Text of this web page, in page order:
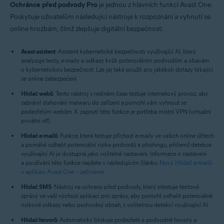
Ochránce před podvody Pro je jednou z hlavních funkcí Avast One.
Poskytuje uživatelům následující nástroje k rozpoznání a vyhnutí se
online hrozbám, čímž zlepšuje digitální bezpečnost:
Avast asistent: Asistent kybernetické bezpečnosti využívající AI, který
analyzuje texty, e-maily a odkazy kvůli potenciálním podvodům a obavám
o kybernetickou bezpečnost. Lze jej také použít pro jakékoli dotazy týkající
se online zabezpečení.
Hlídač webů: Tento nástroj v reálném čase testuje internetový provoz, aby
zabránil stahování malwaru do zařízení a pomohl vám vyhnout se
podezřelým webům. K zapnutí této funkce je potřeba místní VPN (virtuální
privátní síť).
Hlídač e-mailů: Funkce, která testuje příchozí e-maily ve vašich online účtech
a pomáhá odhalit potenciální rizika podvodů a phishingu, přičemž detekce
využívající AI je dostupná jako volitelné nastavení. Informace o nastavení
a používání této funkce najdete v následujícím článku: Nový Hlídač e-mailů
v aplikaci Avast One – začínáme.
Hlídač SMS: Nástroj na ochranu před podvody, který otestuje textové
zprávy ve vaší výchozí aplikaci pro zprávy, aby pomohl odhalit potenciálně
rizikové odkazy nebo podvodný obsah, s volitelnou detekcí využívající AI.
Hlídač hovorů: Automaticky blokuje podezřelé a podvodné hovory a